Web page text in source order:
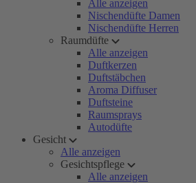
Alle anzeigen
Nischendüfte Damen
Nischendüfte Herren
Raumdüfte
Alle anzeigen
Duftkerzen
Duftstäbchen
Aroma Diffuser
Duftsteine
Raumsprays
Autodüfte
Gesicht
Alle anzeigen
Gesichtspflege
Alle anzeigen